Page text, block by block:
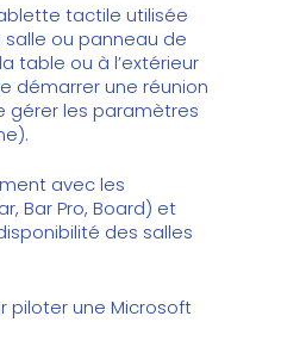
tactile utilisée
ou panneau de
table ou à l’extérieur
démarrer une réunion
gérer les paramètres
avec les
Bar Pro, Board) et
des salles
piloter une Microsoft